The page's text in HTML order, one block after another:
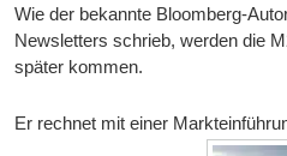
Wie der bekannte Bloomberg-
Newsletters schrieb, werden die
später kommen.
Er rechnet mit einer